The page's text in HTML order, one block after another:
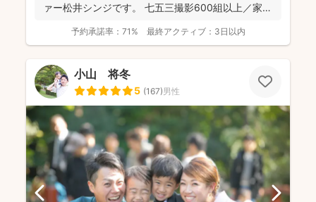
ァー松井シンジです。 七五三撮影600組以上／家
予約承諾率： 71% 最終アクティブ： 3日以内
小山 将冬
5 (167)男性